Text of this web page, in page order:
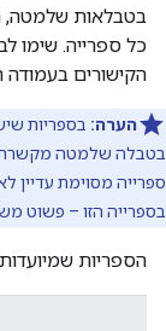
בטבלאות שלמטה,
כל ספרייה. שימו
הקישורים בעמודה
הערה:
בטבלה שלמטה מקשרת
בספרייה הזו – פשוט
הספריות